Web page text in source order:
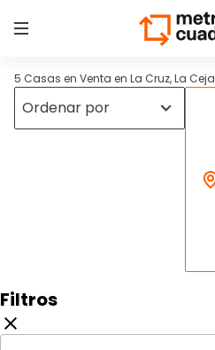
5 Casas en Venta en La Cruz, La Ceja
Filtros